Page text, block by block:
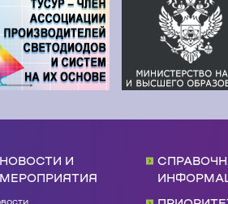
НОВОСТИ И
МЕРОПРИЯТИЯ